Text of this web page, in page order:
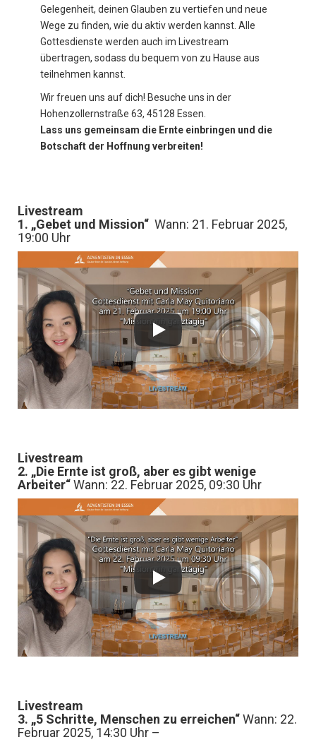
Gelegenheit, deinen Glauben zu vertiefen und neue
Wege zu finden, wie du aktiv werden kannst. Alle
Gottesdienste werden auch im Livestream
übertragen, sodass du bequem von zu Hause aus
teilnehmen kannst.
Wir freuen uns auf dich! Besuche uns in der
Hohenzollernstraße 63, 45128 Essen.
Lass uns gemeinsam die Ernte einbringen und die
Botschaft der Hoffnung verbreiten!
Livestream
1. „Gebet und Mission“ Wann: 21. Februar 2025,
19:00 Uhr
Livestream
2. „Die Ernte ist groß, aber es gibt wenige
Arbeiter“Wann: 22. Februar 2025, 09:30 Uhr
Livestream
3. „5 Schritte, Menschen zu erreichen“Wann: 22.
Februar 2025, 14:30 Uhr –